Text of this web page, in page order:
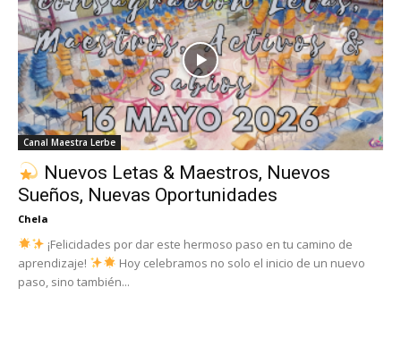
Canal Maestra Lerbe
Nuevos Letas & Maestros, Nuevos
Sueños, Nuevas Oportunidades
Chela
¡Felicidades por dar este hermoso paso en tu camino de
aprendizaje!
Hoy celebramos no solo el inicio de un nuevo
paso, sino también...